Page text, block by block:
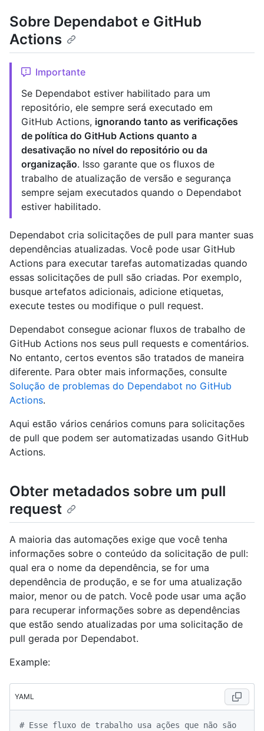
Sobre Dependabot e GitHub
Actions
Importante
Se Dependabot estiver habilitado para um
repositório, ele sempre será executado em
GitHub Actions, ignorando tanto as verificações
de política do GitHub Actions quanto a
desativação no nível do repositório ou da
organização. Isso garante que os fluxos de
trabalho de atualização de versão e segurança
sempre sejam executados quando o Dependabot
estiver habilitado.
Dependabot cria solicitações de pull para manter suas
dependências atualizadas. Você pode usar GitHub
Actions para executar tarefas automatizadas quando
essas solicitações de pull são criadas. Por exemplo,
busque artefatos adicionais, adicione etiquetas,
execute testes ou modifique o pull request.
Dependabot consegue acionar fluxos de trabalho de
GitHub Actions nos seus pull requests e comentários.
No entanto, certos eventos são tratados de maneira
diferente. Para obter mais informações, consulte
Solução de problemas do Dependabot no GitHub
Actions.
Aqui estão vários cenários comuns para solicitações
de pull que podem ser automatizadas usando GitHub
Actions.
Obter metadados sobre um pull
request
A maioria das automações exige que você tenha
informações sobre o conteúdo da solicitação de pull:
qual era o nome da dependência, se for uma
dependência de produção, e se for uma atualização
maior, menor ou de patch. Você pode usar uma ação
para recuperar informações sobre as dependências
que estão sendo atualizadas por uma solicitação de
pull gerada por Dependabot.
Example:
YAML
# Esse fluxo de trabalho usa ações que não são